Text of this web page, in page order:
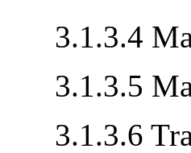
3.1.3.4
3.1.3.5
3.1.3.6